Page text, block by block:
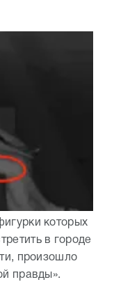
которых
в городе
произошло
правды».